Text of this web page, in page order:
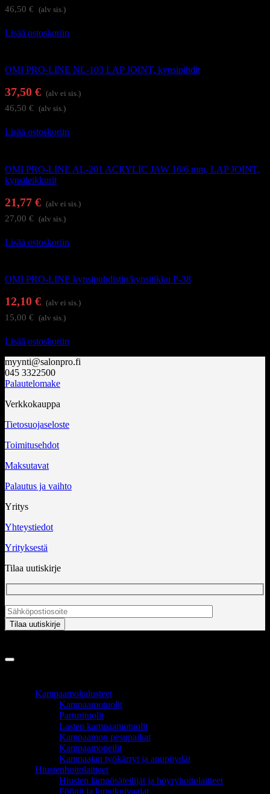
46,50 € (alv sis.)
Lisää ostoskoriin
OMI PRO-LINE NL-103 LAP JOINT, kynsipihdit
37,50 € (alv ei sis.)
46,50 € (alv sis.)
Lisää ostoskoriin
OMI PRO-LINE AL-201 ACRYLIC JAW 16/6 mm, LAP JOINT,
kynsileikkurit
21,77 € (alv ei sis.)
27,00 € (alv sis.)
Lisää ostoskoriin
OMI PRO-LINE kynsipuhdistin/kynsitikku P-38
12,10 € (alv ei sis.)
15,00 € (alv sis.)
Lisää ostoskoriin
myynti@salonpro.fi
045 3322500
Palautelomake
Verkkokauppa
Tietosuojaseloste
Toimitusehdot
Maksutavat
Palautus ja vaihto
Yritys
Yhteystiedot
Yrityksestä
Tilaa uutiskirje
Kampaamokalusteet
Kampaamotuolit
Parturituolit
Lasten kampaamotuolit
Kampaamon pesupaikat
Kampaamopeilit
Kampaajan työkärryt ja apupöydät
Hiustenhoitolaitteet
Hiusten lämpösäteilijät ja höyryhoitolaitteet
Föönit ja kupukuivaajat